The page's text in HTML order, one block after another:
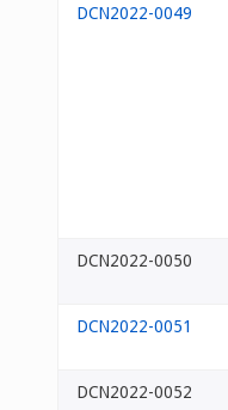
DCN2022-0049
DCN2022-0050
DCN2022-0051
DCN2022-0052